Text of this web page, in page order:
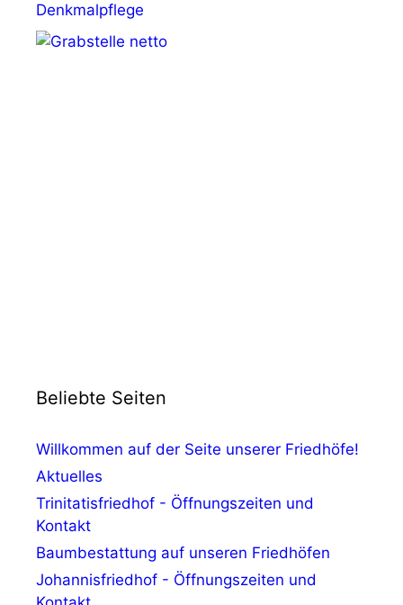
Denkmalpflege
Beliebte Seiten
Willkommen auf der Seite unserer Friedhöfe!
Aktuelles
Trinitatisfriedhof - Öffnungszeiten und
Kontakt
Baumbestattung auf unseren Friedhöfen
Johannisfriedhof - Öffnungszeiten und